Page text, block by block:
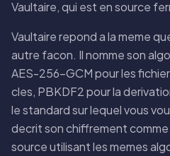
Vaultaire, qui est en source
Vaultaire repond a la meme
autre facon. Il nomme son
AES-256-GCM pour les
cles, PBKDF2 pour la
le standard sur lequel vous
decrit son chiffrement
source utilisant les memes